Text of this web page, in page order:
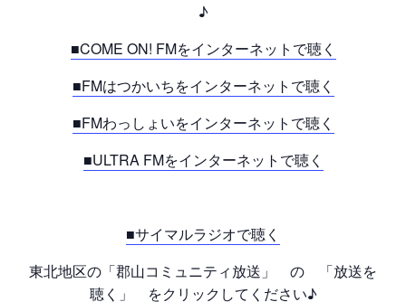
♪
■COME ON! FMをインターネットで聴く
■FMはつかいちをインターネットで聴く
■FMわっしょいをインターネットで聴く
■ULTRA FMをインターネットで聴く
■サイマルラジオで聴く
東北地区の「郡山コミュニティ放送」 の 「放送を
聴く」 をクリックしてください♪